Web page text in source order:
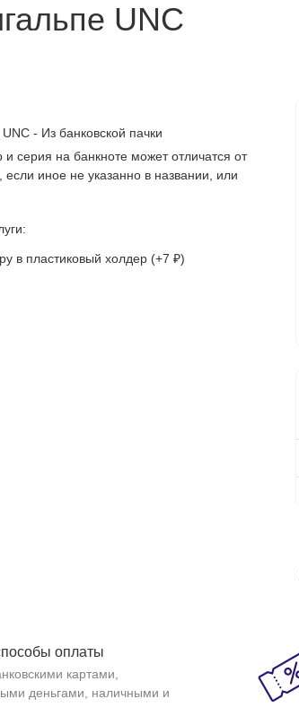
UNC
UNC - Из банковской пачки
серия на банкноте может отличатся от
если иное не указанно в названии, или
в пластиковый холдер (+7 ₽)
оплаты
картами,
деньгами, наличными и